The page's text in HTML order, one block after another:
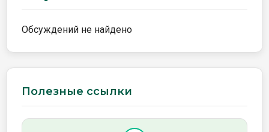
Обсуждений не найдено
Полезные ссылки